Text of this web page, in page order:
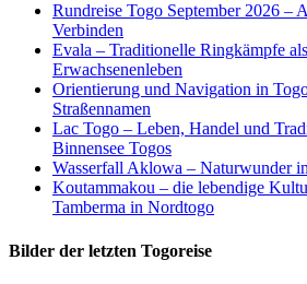
Rundreise Togo September 2026 –
Verbinden
Evala – Traditionelle Ringkämpfe
Erwachsenenleben
Orientierung und Navigation in
Straßennamen
Lac Togo – Leben, Handel und
Binnensee Togos
Wasserfall Aklowa – Naturwunder
Koutammakou – die lebendige
Tamberma in Nordtogo
Bilder der letzten Togoreise